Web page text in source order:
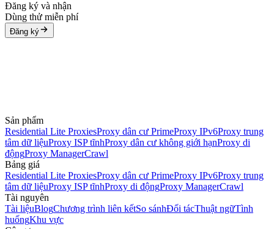
Đăng ký và nhận
Dùng thử miễn phí
Đăng ký
Sản phẩm
Residential Lite ProxiesProxy dân cư PrimeProxy IPv6Proxy trung
tâm dữ liệuProxy ISP tĩnhProxy dân cư không giới hạnProxy di
độngProxy ManagerCrawl
Bảng giá
Residential Lite ProxiesProxy dân cư PrimeProxy IPv6Proxy trung
tâm dữ liệuProxy ISP tĩnhProxy di độngProxy ManagerCrawl
Tài nguyên
Tài liệuBlogChương trình liên kếtSo sánhĐối tácThuật ngữTình
huốngKhu vực